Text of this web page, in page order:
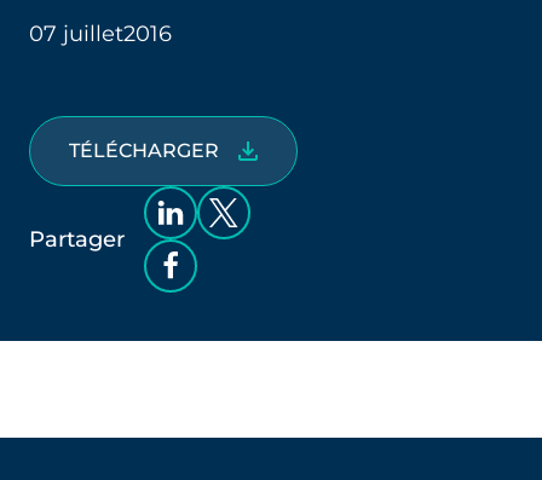
07 juillet2016
TÉLÉCHARGER
Partager